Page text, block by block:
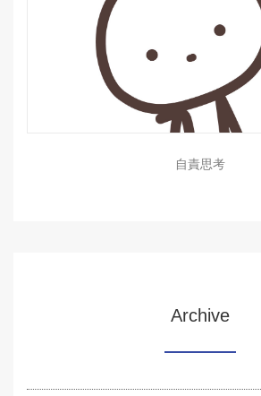
自責思考
Archive